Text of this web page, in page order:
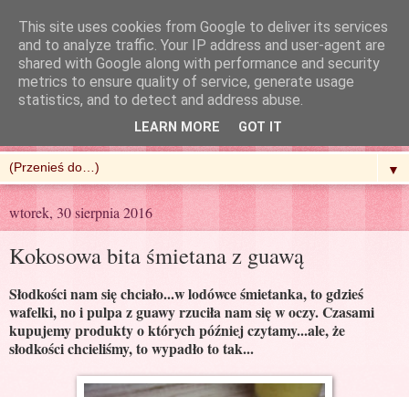
R'n'G Kitchen
▼
wtorek, 30 sierpnia 2016
Kokosowa bita śmietana z guawą
Słodkości nam się chciało...w lodówce śmietanka, to gdzieś
wafelki, no i pulpa z guawy rzuciła nam się w oczy. Czasami
kupujemy produkty o których później czytamy...ale, że
słodkości chcieliśmy, to wypadło to tak...
This site uses cookies from Google to deliver its services
and to analyze traffic. Your IP address and user-agent are
shared with Google along with performance and security
metrics to ensure quality of service, generate usage
statistics, and to detect and address abuse.
LEARN MORE GOT IT